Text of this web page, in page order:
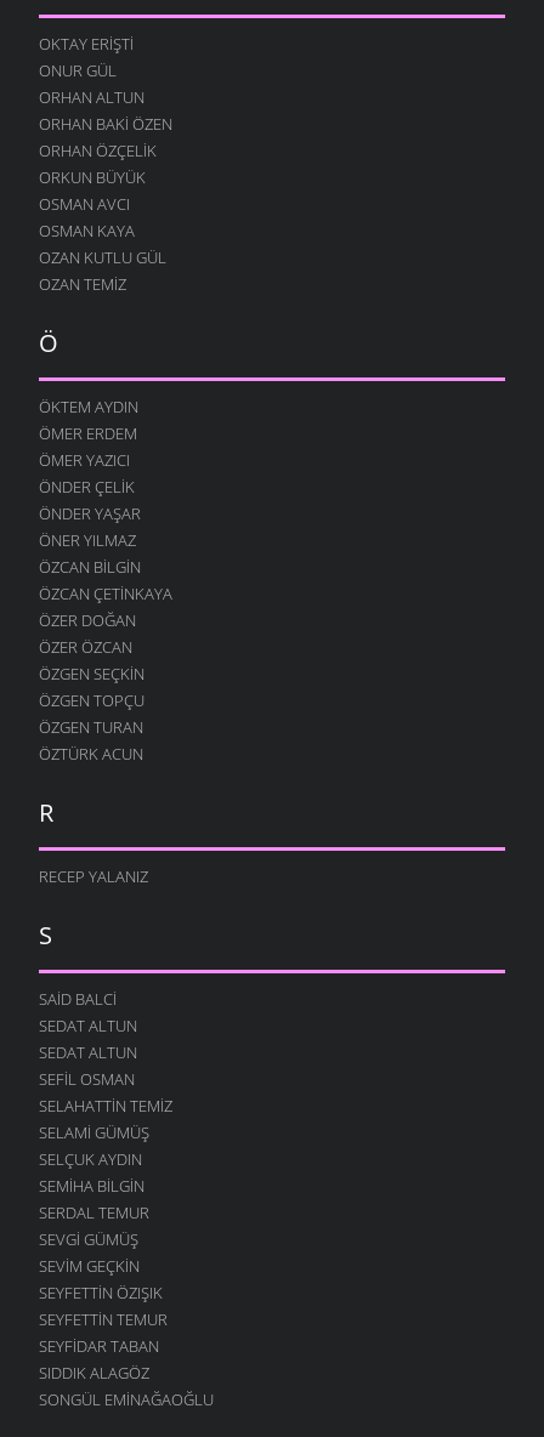
YENIDEN
10 AĞUSTOS 2004
DILFEZ
24 TEMMUZ 2004
OKTAY ERIŞTI
ONUR GÜL
ORHAN ALTUN
ORHAN BAKI ÖZEN
ORHAN ÖZÇELIK
ORKUN BÜYÜK
OSMAN AVCI
OSMAN KAYA
OZAN KUTLU GÜL
OZAN TEMIZ
Ö
ÖKTEM AYDIN
ÖMER ERDEM
ÖMER YAZICI
ÖNDER ÇELIK
ÖNDER YAŞAR
ÖNER YILMAZ
ÖZCAN BILGIN
ÖZCAN ÇETINKAYA
ÖZER DOĞAN
ÖZER ÖZCAN
ÖZGEN SEÇKIN
ÖZGEN TOPÇU
ÖZGEN TURAN
ÖZTÜRK ACUN
R
RECEP YALANIZ
S
SAID BALCI
SEDAT ALTUN
SEDAT ALTUN
SEFIL OSMAN
SELAHATTIN TEMIZ
SELAMI GÜMÜŞ
SELÇUK AYDIN
SEMIHA BILGIN
SERDAL TEMUR
SEVGI GÜMÜŞ
SEVIM GEÇKIN
SEYFETTIN ÖZIŞIK
SEYFETTIN TEMUR
SEYFIDAR TABAN
SIDDIK ALAGÖZ
SONGÜL EMINAĞAOĞLU